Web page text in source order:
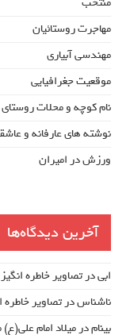
مهاجرت روستائیان
مهندسی آبیاری
موقعیت جغرافیایی
نام کوچه و محلات روستای
نوشته های عارفانه و
ورزش در امیران
آخرین دیدگاه‌ها
ابیدرتصاویر خاطره
ناشناسدرتصاویر
بینامدرمیلاد امام